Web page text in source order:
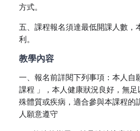
方式。
五、課程報名須達最低開課人數，
利。
教學內容
一、報名前詳閱下列事項：本人自
課程 」，本人健康狀況良好，無
殊體質或疾病，適合參與本課程的
人願意遵守